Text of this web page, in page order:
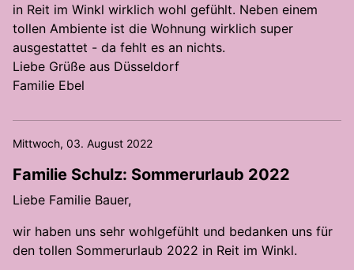
in Reit im Winkl wirklich wohl gefühlt. Neben einem
tollen Ambiente ist die Wohnung wirklich super
ausgestattet - da fehlt es an nichts.
Liebe Grüße aus Düsseldorf
Familie Ebel
Mittwoch, 03. August 2022
Familie Schulz: Sommerurlaub 2022
Liebe Familie Bauer,
wir haben uns sehr wohlgefühlt und bedanken uns für
den tollen Sommerurlaub 2022 in Reit im Winkl.